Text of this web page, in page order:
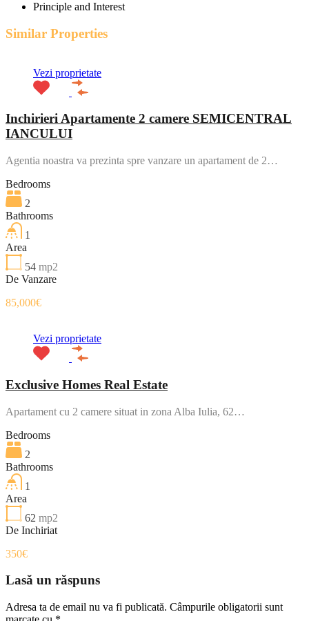
Principle and Interest
Similar Properties
Vezi proprietate
Inchirieri Apartamente 2 camere SEMICENTRAL
IANCULUI
Agentia noastra va prezinta spre vanzare un apartament de 2…
Bedrooms
2
Bathrooms
1
Area
54 mp2
De Vanzare
85,000€
Vezi proprietate
Exclusive Homes Real Estate
Apartament cu 2 camere situat in zona Alba Iulia, 62…
Bedrooms
2
Bathrooms
1
Area
62 mp2
De Inchiriat
350€
Lasă un răspuns
Adresa ta de email nu va fi publicată. Câmpurile obligatorii sunt